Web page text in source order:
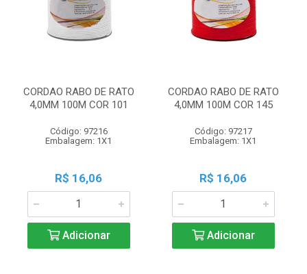
CORDAO RABO DE RATO
4,0MM 100M COR 101
Código: 97216
Embalagem: 1X1
R$ 16,06
Adicionar
CORDAO RABO DE RATO
4,0MM 100M COR 145
Código: 97217
Embalagem: 1X1
R$ 16,06
Adicionar